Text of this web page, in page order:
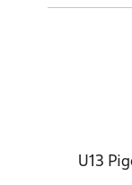
U13